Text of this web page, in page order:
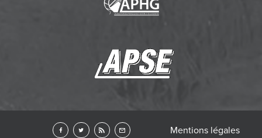
Mentions légales